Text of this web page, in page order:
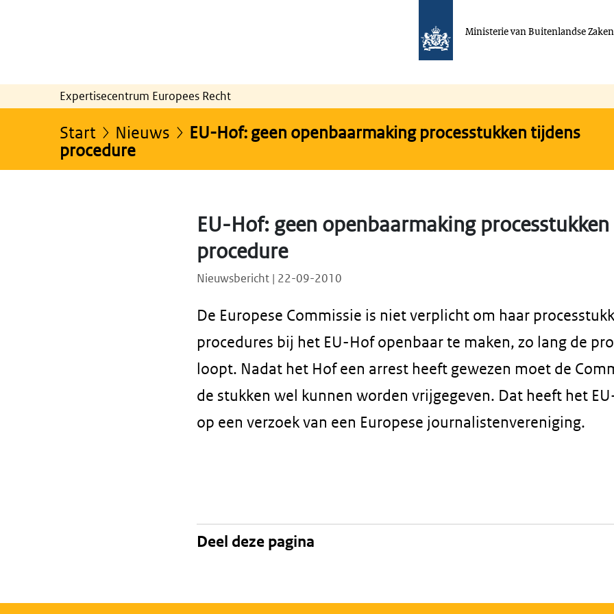
Ministerie van Buitenlandse Zaken
Expertisecentrum Europees Recht
Start Nieuws
EU-Hof: geen openbaarmaking processtukken tijdens
procedure
EU-Hof: geen openbaarmaking
procedure
Nieuwsbericht | 22-09-2010
De Europese Commissie is niet verplicht om haar
procedures bij het EU-Hof openbaar te maken, zo lang de
loopt. Nadat het Hof een arrest heeft gewezen moet de
de stukken wel kunnen worden vrijgegeven. Dat heeft het
op een verzoek van een Europese journalistenvereniging.
Deel deze pagina